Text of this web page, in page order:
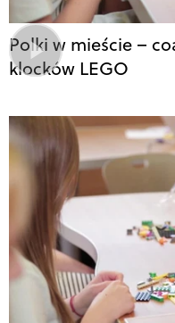
Polki w mieście –
klocków LEGO